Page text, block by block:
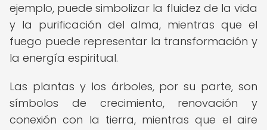
ejemplo, puede simbolizar la fluidez de la vida
y la purificación del alma, mientras que el
fuego puede representar la transformación y
la energía espiritual.
Las plantas y los árboles, por su parte, son
símbolos de crecimiento, renovación y
conexión con la tierra, mientras que el aire